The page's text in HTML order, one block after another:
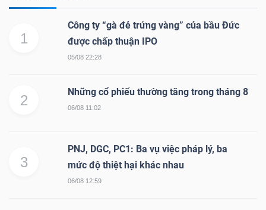
1
Công ty “gà đẻ trứng vàng” của bầu Đức
được chấp thuận IPO
05/08 22:28
2
Những cổ phiếu thường tăng trong tháng 8
06/08 11:02
3
PNJ, DGC, PC1: Ba vụ việc pháp lý, ba
mức độ thiệt hại khác nhau
06/08 12:59